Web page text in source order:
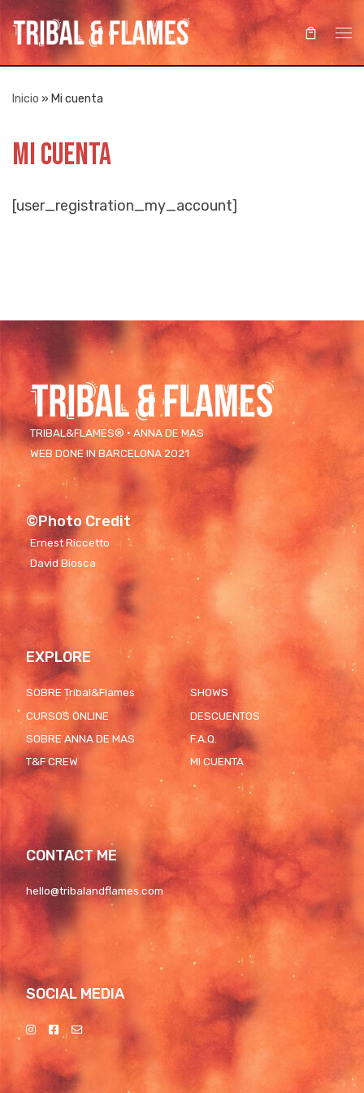
Saltar al contenido
Inicio » Mi cuenta
Mi cuenta
[user_registration_my_account]
TRIBAL&FLAMES® · ANNA DE MAS
WEB DONE IN BARCELONA 2021
©Photo Credit
Ernest Riccetto
David Biosca
EXPLORE
SOBRE Tribal&Flames
CURSOS ONLINE
SOBRE ANNA DE MAS
T&F CREW
SHOWS
DESCUENTOS
F.A.Q.
MI CUENTA
CONTACT ME
hello@tribalandflames.com
SOCIAL MEDIA